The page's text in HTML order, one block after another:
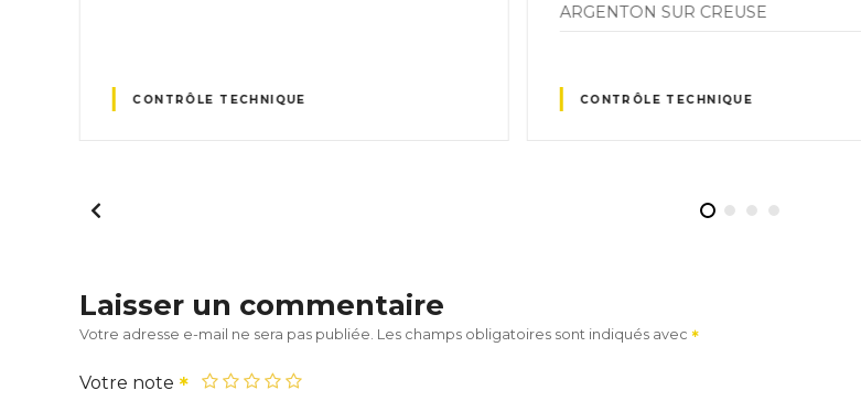
CONTRÔLE TECHNIQUE
ARGENTON SUR CREUSE
CONTRÔLE TECHNIQUE
Laisser un commentaire
Votre adresse e-mail ne sera pas publiée. Les champs obligatoires sont indiqués avec
Votre note